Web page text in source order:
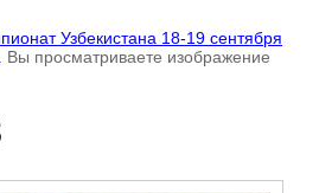
Узбекистана 18-19 сентября
. Вы просматриваете изображение